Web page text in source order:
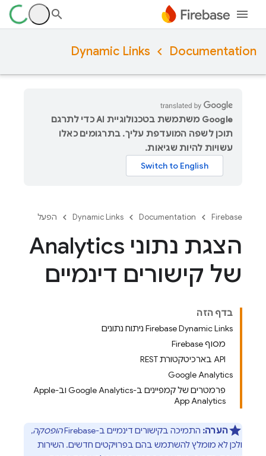
Documentation
Dynamic Links
‫Google משתמשת בטכנולוגיית AI כדי לתרגם
תוכן לשפה המועדפת עליך. בתרגומים כאלו
עשויות להיות שגיאות.
Firebase
Documentation
Dynamic Links הפעל
הצגת נתוני Analytics
של קישורים דינמיים
בדף הזה
Firebase Dynamic Links ניתוח נתונים
מסוף Firebase
‫API בארכיטקטורת REST
Google Analytics
פרמטרים של קמפיינים ב-Google Analytics וב-Apple
App Analytics
הערה: התמיכה בקישורים דינמיים ב-Firebase הופסקה,
ולכן לא מומלץ להשתמש בהם בפרויקטים חדשים. השירות